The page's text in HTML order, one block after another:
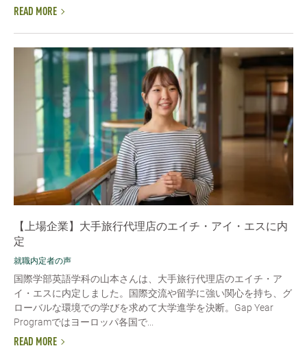
READ MORE
【上場企業】大手旅行代理店のエイチ・アイ・エスに内
定
就職内定者の声
国際学部英語学科の山本さんは、大手旅行代理店のエイチ・ア
イ・エスに内定しました。国際交流や留学に強い関心を持ち、グ
ローバルな環境での学びを求めて大学進学を決断。Gap Year
Programではヨーロッパ各国で...
READ MORE